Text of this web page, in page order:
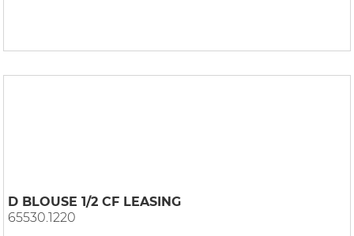
D BLOUSE 1/2 CF LEASING
65530.1220